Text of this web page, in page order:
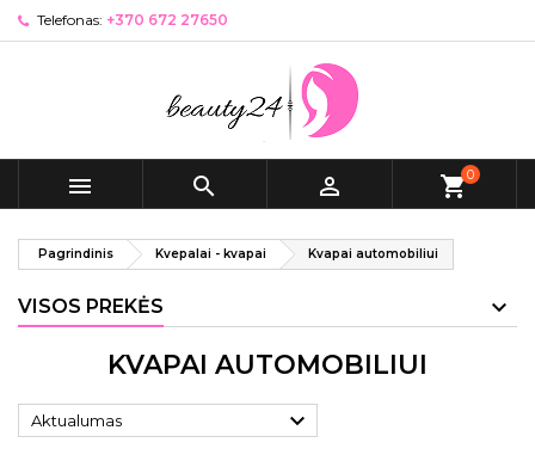
Telefonas: +370 672 27650
   shopping_cart0
Pagrindinis Kvepalai - kvapai Kvapai automobiliui
VISOS PREKĖS
KVAPAI AUTOMOBILIUI
Aktualumas 